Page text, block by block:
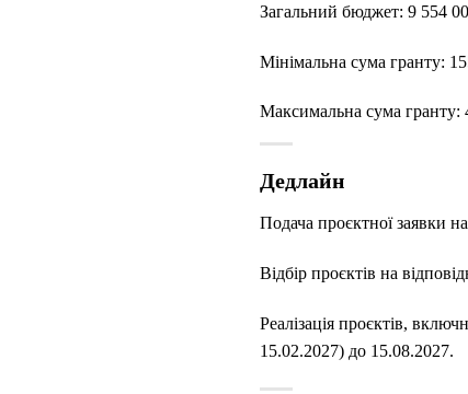
Загальний бюджет: 9 554
Мінімальна сума гранту:
Максимальна сума гранту:
Дедлайн
Подача проєктної заявки
Відбір проєктів на
Реалізація проєктів,
15.02.2027) до 15.08.2027.